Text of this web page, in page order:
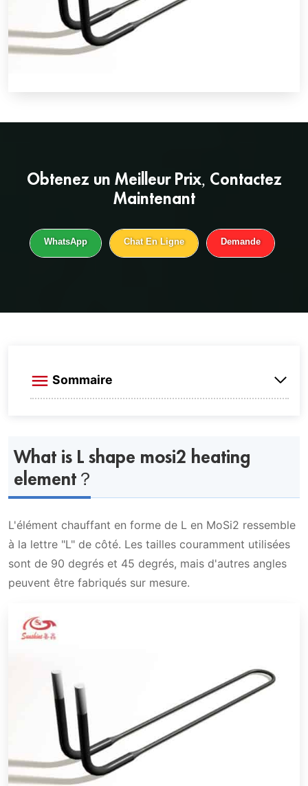
Obtenez un Meilleur Prix, Contactez
Maintenant
WhatsApp Chat En Ligne Demande
Sommaire
Spécification des éléments chauffants en
forme de L en MoSi2
Données de référence pour les éléments
chauffants en forme de L en MoSi2
Spécifications des éléments
Les éléments à deux tiges avec des bornes
différentes atmosphères
Remplacement d'éléments
Vidéo
What is L shape mosi2 heating
element？
L'élément chauffant en forme de L en MoSi2 ressemble
à la lettre "L" de côté. Les tailles couramment utilisées
sont de 90 degrés et 45 degrés, mais d'autres angles
peuvent être fabriqués sur mesure.